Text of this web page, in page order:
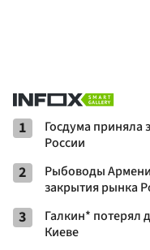
1
Госдума приняла
России
2
Рыбоводы
закрытия рынка
3
Галкин* потерял
Киеве